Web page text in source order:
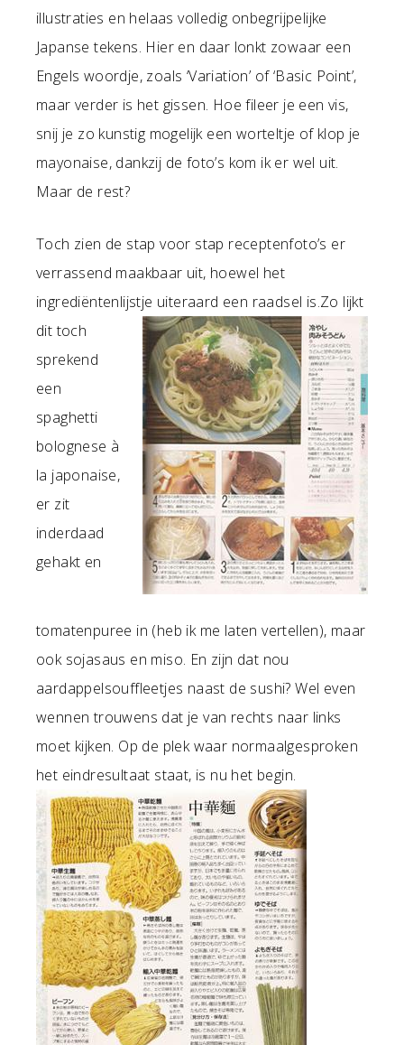
illustraties en helaas volledig onbegrijpelijke
Japanse tekens. Hier en daar lonkt zowaar een
Engels woordje, zoals ‘Variation’ of ‘Basic Point’,
maar verder is het gissen. Hoe fileer je een vis,
snij je zo kunstig mogelijk een worteltje of klop je
mayonaise, dankzij de foto’s kom ik er wel uit.
Maar de rest?
Toch zien de stap voor stap receptenfoto’s er
verrassend maakbaar uit, hoewel het
ingrediëntenlijstje uiteraard een raadsel is.Zo lijkt
dit toch
sprekend
een
spaghetti
bolognese à
la japonaise,
er zit
inderdaad
gehakt en
tomatenpuree in (heb ik me laten vertellen), maar
ook sojasaus en miso. En zijn dat nou
aardappelsouffleetjes naast de sushi? Wel even
wennen trouwens dat je van rechts naar links
moet kijken. Op de plek waar normaalgesproken
het eindresultaat staat, is nu het begin.